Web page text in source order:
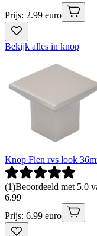
Prijs: 2.99 euro
Bekijk alles in knop
Knop Fien rvs look
(1)Beoordeeld met 5.0
6.99
Prijs: 6.99 euro